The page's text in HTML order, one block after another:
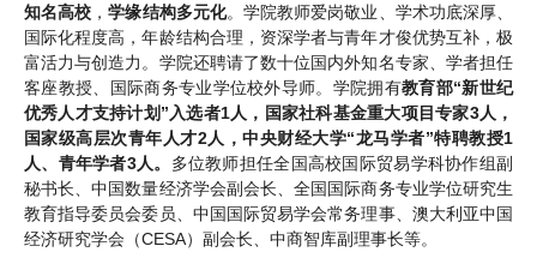
知名高校 ，学缘结构多元化。学院教师爱岗敬业、学术功底深厚、
国际化程度高，年龄结构合理，资深学者与青年才俊优势互补，极
富活力与创造力。学院还聘请了数十位国内外知名专家、学者担任
客座教授、国际商务专业学位校外导师。学院拥有教育部“新世纪
优秀人才支持计划”入选者1人，国家社科基金重大项目专家3人，
国家级高层次青年人才2人，中央财经大学“龙马学者”特聘教授1
人、青年学者3人。 多位教师担任全国高校国际贸易学科协作组副
秘书长、中国数量经济学会副会长、全国国际商务专业学位研究生
教育指导委员会委员、中国国际贸易学会常务理事、澳大利亚中国
经济研究学会（CESA）副会长、中商智库副理事长等。